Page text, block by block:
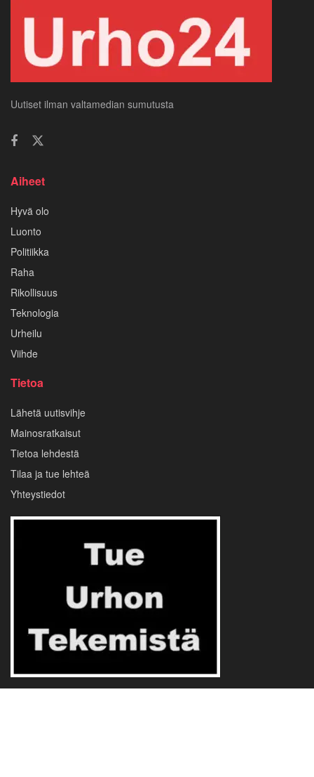
Uutiset ilman valtamedian sumutusta
Aiheet
Hyvä olo
Luonto
Politiikka
Raha
Rikollisuus
Teknologia
Urheilu
Viihde
Tietoa
Lähetä uutisvihje
Mainosratkaisut
Tietoa lehdestä
Tilaa ja tue lehteä
Yhteystiedot